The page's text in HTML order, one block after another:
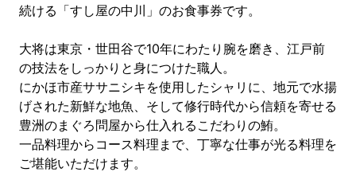
続ける「すし屋の中川」のお食事券です。
大将は東京・世田谷で10年にわたり腕を磨き、江戸前
の技法をしっかりと身につけた職人。
にかほ市産ササニシキを使用したシャリに、地元で水揚
げされた新鮮な地魚、そして修行時代から信頼を寄せる
豊洲のまぐろ問屋から仕入れるこだわりの鮪。
一品料理からコース料理まで、丁寧な仕事が光る料理を
ご堪能いただけます。